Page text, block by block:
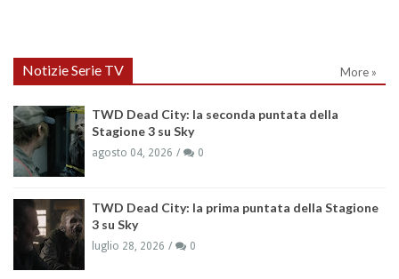
Notizie Serie TV More »
TWD Dead City: la seconda puntata della
Stagione 3 su Sky
agosto 04, 2026 0
TWD Dead City: la prima puntata della Stagione
3 su Sky
luglio 28, 2026 0